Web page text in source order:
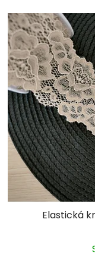
Elastická